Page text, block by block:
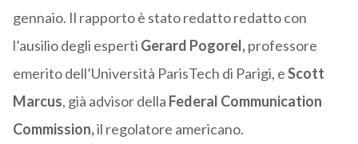
gennaio. Il rapporto è stato redatto redatto con
l’ausilio degli esperti Gerard Pogorel,professore
emerito dell’Università ParisTech di Parigi, eScott
Marcus, già advisor della Federal Communication
Commission,il regolatore americano.